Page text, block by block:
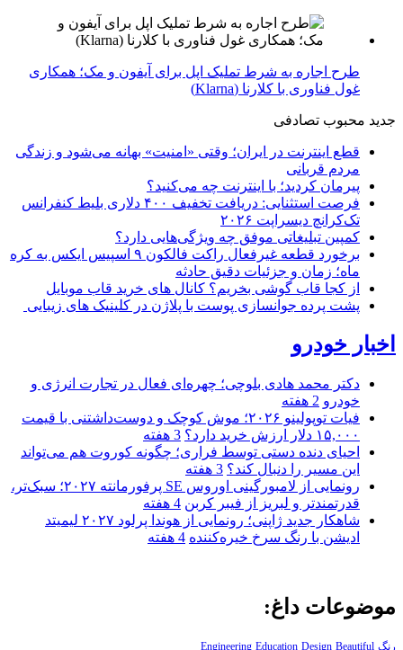
طرح اجاره به شرط تملیک اپل برای آیفون و مک؛ همکاری
غول فناوری با کلارنا (Klarna)
جدید محبوب تصادفی
قطع اینترنت در ایران؛ وقتی «امنیت» بهانه می‌شود و زندگی
مردم قربانی
پیرمان کردید؛ با اینترنت چه می‌کنید؟
فرصت استثنایی: دریافت تخفیف ۴۰۰ دلاری بلیط کنفرانس
تک‌کرانچ دیسراپت ۲۰۲۶
کمپین تبلیغاتی موفق چه ویژگی‌هایی دارد؟
برخورد قطعه غیرفعال راکت فالکون ۹ اسپیس ایکس به کره
ماه؛ زمان و جزئیات دقیق حادثه
از کجا قاب گوشی بخریم؟ کانال های خرید قاب موبایل
پشت پرده جوانسازی پوست با پلاژن در کلینیک های زیبایی
اخبار خودرو
دکتر محمد هادی بلوچی؛ چهره‌ای فعال در تجارت انرژی و
خودرو 2 هفته
فیات توپولینو ۲۰۲۶؛ موش کوچک و دوست‌داشتنی با قیمت
۱۵,۰۰۰ دلار ارزش خرید دارد؟
3 هفته
احیای دنده دستی توسط فراری؛ چگونه کوروت هم می‌تواند
این مسیر را دنبال کند؟ 3 هفته
رونمایی از لامبورگینی اوروس SE پرفورمانته ۲۰۲۷؛ سبک‌تر،
قدرتمندتر و لبریز از فیبر کربن 4 هفته
شاهکار جدید ژاپنی؛ رونمایی از هوندا پرلود ۲۰۲۷ لیمیتد
ادیشن با رنگ سرخ خیره‌کننده 4 هفته
موضوعات داغ:
رنگ Engineering Education Design Beautiful